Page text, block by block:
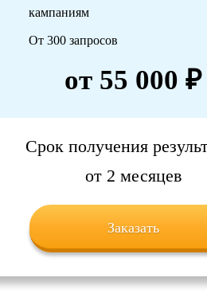
кампаниям
От 300 запросов
от 55 000 ₽
Срок получения
от 2 месяцев
Заказать